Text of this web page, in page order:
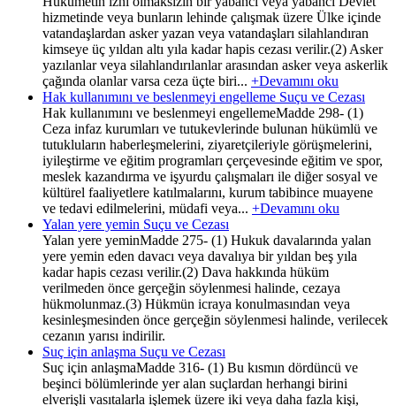
hizmetinde veya bunların lehinde çalışmak üzere Ülke içinde
vatandaşlardan asker yazan veya vatandaşları silahlandıran
kimseye üç yıldan altı yıla kadar hapis cezası verilir.(2) Asker
yazılanlar veya silahlandırılanlar arasından asker veya askerlik
çağında olanlar varsa ceza üçte biri... +Devamını oku
Hak kullanımını ve beslenmeyi engelleme Suçu ve Cezası
Hak kullanımını ve beslenmeyi engellemeMadde 298- (1)
Ceza infaz kurumları ve tutukevlerinde bulunan hükümlü ve
tutukluların haberleşmelerini, ziyaretçileriyle görüşmelerini,
iyileştirme ve eğitim programları çerçevesinde eğitim ve spor,
meslek kazandırma ve işyurdu çalışmaları ile diğer sosyal ve
kültürel faaliyetlere katılmalarını, kurum tabibince muayene
ve tedavi edilmelerini, müdafi veya... +Devamını oku
Yalan yere yemin Suçu ve Cezası
Yalan yere yeminMadde 275- (1) Hukuk davalarında yalan
yere yemin eden davacı veya davalıya bir yıldan beş yıla
kadar hapis cezası verilir.(2) Dava hakkında hüküm
verilmeden önce gerçeğin söylenmesi halinde, cezaya
hükmolunmaz.(3) Hükmün icraya konulmasından veya
kesinleşmesinden önce gerçeğin söylenmesi halinde, verilecek
cezanın yarısı indirilir.
Suç için anlaşma Suçu ve Cezası
Suç için anlaşmaMadde 316- (1) Bu kısmın dördüncü ve
beşinci bölümlerinde yer alan suçlardan herhangi birini
elverişli vasıtalarla işlemek üzere iki veya daha fazla kişi,